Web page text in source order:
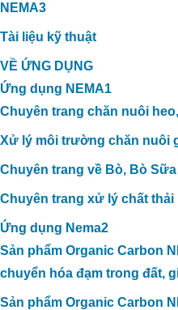
NEMA3
Tài liệu kỹ thuật
VỀ ỨNG DỤNG
Ứng dụng NEMA1
Chuyên trang chăn nuôi
Xử lý môi trường chăn nuôi
Chuyên trang về Bò, Bò Sữa
Chuyên trang xử lý chất thải
Ứng dụng Nema2
Sản phẩm Organic Carbon
chuyển hóa đạm trong đất,
Sản phẩm Organic Carbon